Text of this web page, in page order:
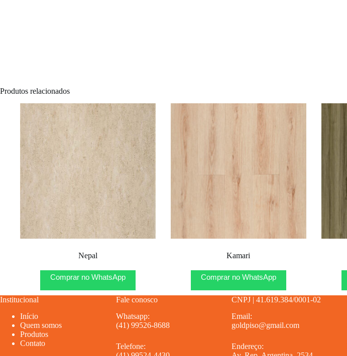
Produtos relacionados
Nepal
Comprar no WhatsApp
Kamari
Comprar no WhatsApp
Institucional
Início
Quem somos
Produtos
Contato
Fale conosco
Whatsapp:
(41) 99526-8688
Telefone:
CNPJ | 41.619.384/0001-02
Email:
goldpiso@gmail.com
Endereço: